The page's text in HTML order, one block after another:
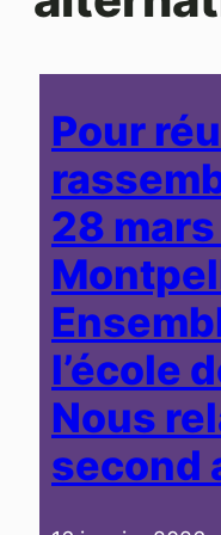
Pour
28
l’école
Nous
second